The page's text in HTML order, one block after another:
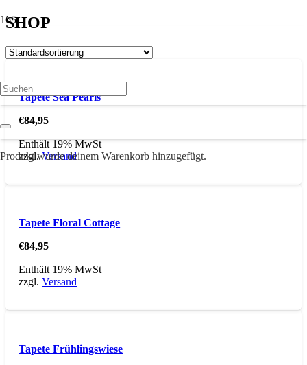
Produktwurde deinem Warenkorb hinzugefügt.
SHOP
Tapete Sea Pearls
€84,95
Enthält 19% MwSt
zzgl.Versand
Tapete Floral Cottage
€84,95
Enthält 19% MwSt
zzgl.Versand
Tapete Frühlingswiese